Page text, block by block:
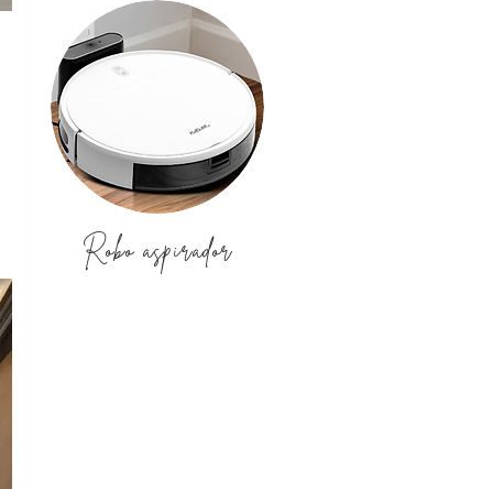
Robo aspirador